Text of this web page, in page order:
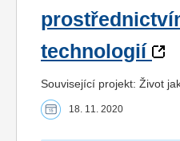
technologií
Související projekt: Život
18. 11. 2020